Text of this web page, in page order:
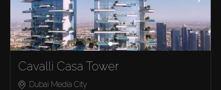
Cavalli Casa Tower
Dubai Media City